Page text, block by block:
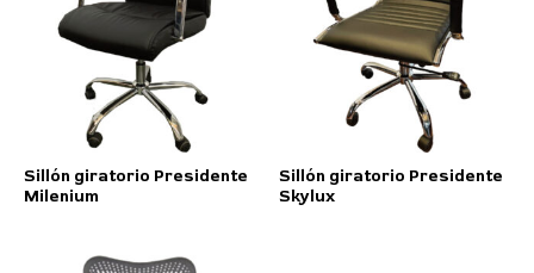
Sillón giratorio Presidente
Milenium
Sillón giratorio Presidente
Skylux